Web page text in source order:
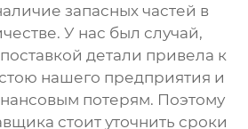
запасных частей в
У нас был случай,
детали привела к
нашего предприятия и
потерям. Поэтому
стоит уточнить сроки